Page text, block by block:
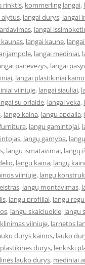
rinktis, kommerling langai,
alytus, langai durys, langai
, langai
, langai kaune,
, langai mediniai,
panevezys, langai
, langai plastikiniai
vilniuje, langai siauliai,
su orlaide, langai veka,
, lango kaina, langu apdaila,
, langu gamintojai,
, langų gamyba,
, langu ismatavimai, langų
, langu kaina, langų
vilniuje, langu
, langų montavimas,
, langu profiliai, langu
, langu skaiciuokle, langu
vilniuje, larnetos
durys kainos, lauko
durys, lenkiski
lauko durys, mediniai